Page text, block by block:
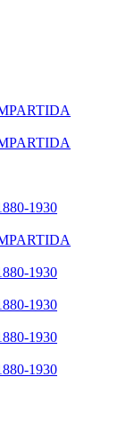
1930
1930
1930
1930
1930